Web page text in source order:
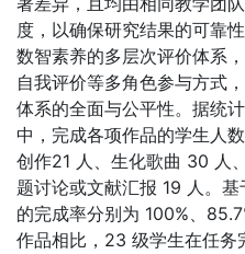
度，以确保研究结果的可靠
数智素养的多层次评价体系
自我评价等多角色参与方式
体系的全面与公平性。据统
中，完成各项作品的学生人
创作21 人、生化歌曲 30 人
题讨论或文献汇报 19 人。
的完成率分别为 100%、
作品相比，23 级学生在任务